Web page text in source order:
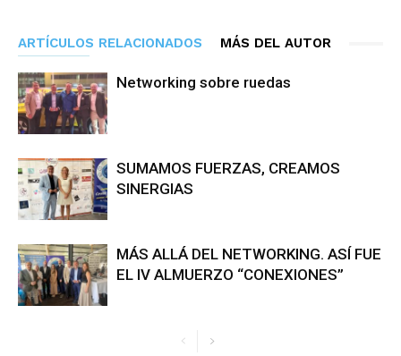
ARTÍCULOS RELACIONADOS MÁS DEL AUTOR
Networking sobre ruedas
SUMAMOS FUERZAS, CREAMOS
SINERGIAS
MÁS ALLÁ DEL NETWORKING. ASÍ FUE
EL IV ALMUERZO “CONEXIONES”